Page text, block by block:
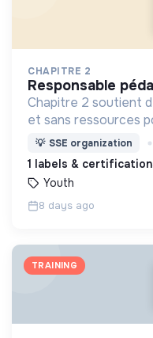
CHAPITRE 2
responsable
Chapitre 2 soutient
et sans ressources
parcours d'insertion
l'exclusion.
💡 SSE organization
1 labels &
Youth
8 days ago
TRAINING